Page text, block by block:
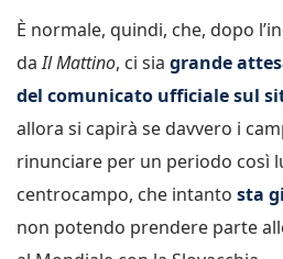
È normale, quindi, che, dopo
daIl Mattino, ci sia grande
del comunicato ufficiale sul
allora si capirà se davvero i
rinunciare per un periodo così
centrocampo, che intanto sta
non potendo prendere parte